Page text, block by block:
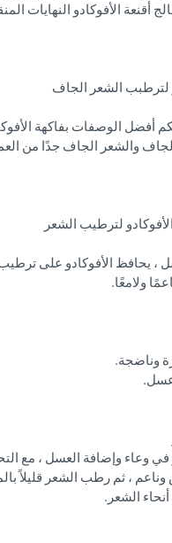
أقنعة الأفوكادو النهايات
لترطبب الشعر الجاف
أفضل الوصفات بفاكهة
والشعر الجاف جدًا من
، يحافظ الأفوكادو على
ولامعًا.
وعاء وإضافة العسل ، مع
، ثم رطب الشعر قليلاً
الشعر.